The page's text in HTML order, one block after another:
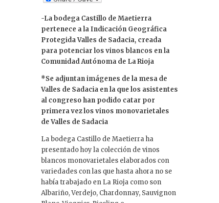
k
e
dI
n
-La bodega Castillo de Maetierra
pertenece a la Indicación Geográfica
Protegida Valles de Sadacia, creada
para potenciar los vinos blancos en la
Comunidad Autónoma de La Rioja
*Se adjuntan imágenes de la mesa de
Valles de Sadacia en la que los asistentes
al congreso han podido catar por
primera vez los vinos monovarietales
de Valles de Sadacia
La bodega Castillo de Maetierra ha
presentado hoy la colección de vinos
blancos monovarietales elaborados con
variedades con las que hasta ahora no se
había trabajado en La Rioja como son
Albariño, Verdejo, Chardonnay, Sauvignon